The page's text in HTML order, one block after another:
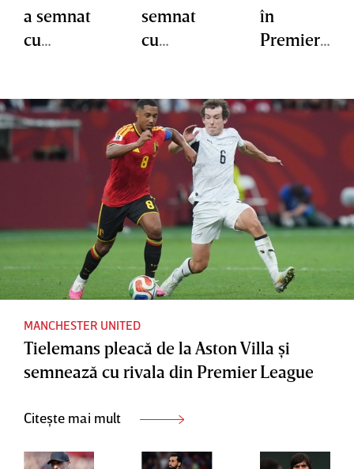
a semnat
cu
semnat
cu
United
în
Premier
face cel
mai
scump
transfer
din
istoria
clubului
MANCHESTER UNITED
Tielemans pleacă de la Aston Villa şi
semnează cu rivala din Premier League
Citește mai mult